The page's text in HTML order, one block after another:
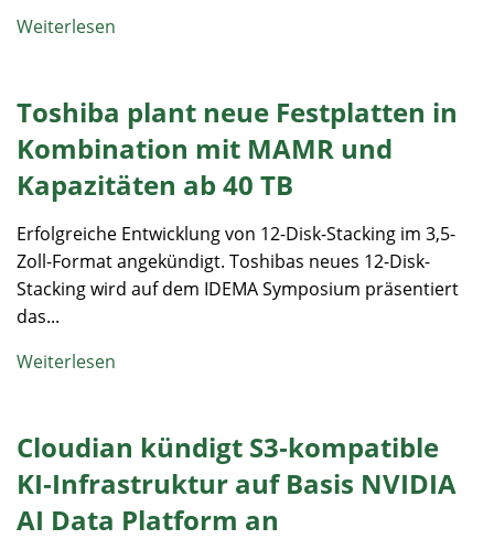
Weiterlesen
Toshiba plant neue Festplatten in
Kombination mit MAMR und
Kapazitäten ab 40 TB
Erfolgreiche Entwicklung von 12-Disk-Stacking im 3,5-
Zoll-Format angekündigt. Toshibas neues 12-Disk-
Stacking wird auf dem IDEMA Symposium präsentiert
das...
Weiterlesen
Cloudian kündigt S3‑kompatible
KI‑Infrastruktur auf Basis NVIDIA
AI Data Platform an